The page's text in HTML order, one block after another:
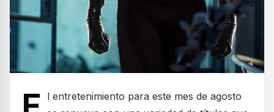
l entretenimiento para este mes de agosto